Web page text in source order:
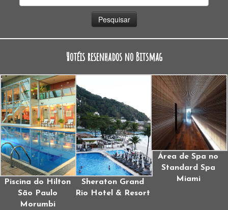
Hotéis resenhados no Bitsmag
Piscina do Hilton
São Paulo
Morumbi
Sheraton Grand
Rio Hotel & Resort
Área de Spa no
Standard Spa
Miami